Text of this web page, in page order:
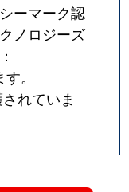
ーマーク認
ノロジーズ
。
れていま